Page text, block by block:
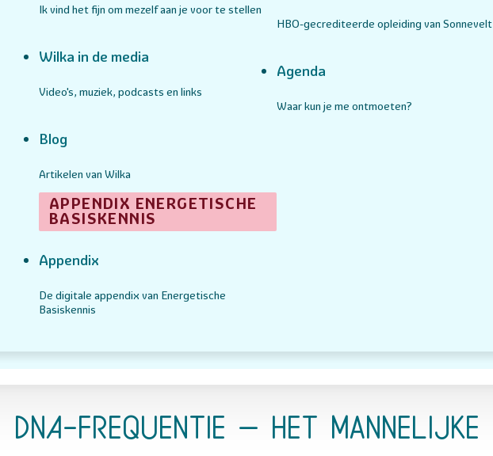
Ik vind het fijn om mezelf aan je voor te stellen
Wilka in de media
Video's, muziek, podcasts en links
Blog
Artikelen van Wilka
APPENDIX ENERGETISCHE
BASISKENNIS
Appendix
De digitale appendix van Energetische
Basiskennis
HBO-gecrediteerde opleiding van Sonnevelt
Agenda
Waar kun je me ontmoeten?
DNA-frequentie – Het mannelijke